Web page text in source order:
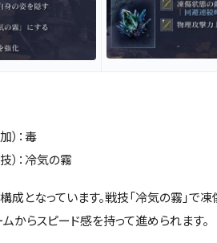
）：毒
）：冷気の霧
となっています。戦技「冷気の霧」で
からスピード感を持って進められます。